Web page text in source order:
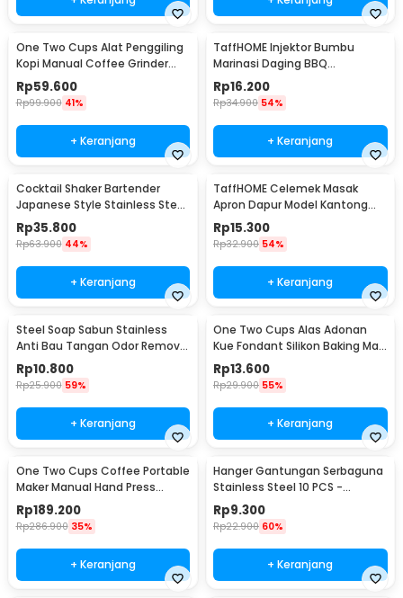
One Two Cups Alat Penggiling
Kopi Manual Coffee Grinder
Portable - WFCG9800
Rp59.600
Rp99.900 41%
+ Keranjang
TaffHOME Injektor Bumbu
Marinasi Daging BBQ
Seasoning Injector - HC117
Rp16.200
Rp34.900 54%
+ Keranjang
Cocktail Shaker Bartender
Japanese Style Stainless Steel
200ml
Rp35.800
Rp63.900 44%
+ Keranjang
TaffHOME Celemek Masak
Apron Dapur Model Kantong
Pola Spatula - JJ41
Rp15.300
Rp32.900 54%
+ Keranjang
Steel Soap Sabun Stainless
Anti Bau Tangan Odor Remove
- HW071
Rp10.800
Rp25.900 59%
+ Keranjang
One Two Cups Alas Adonan
Kue Fondant Silikon Baking Mat
Anti Slip - JJ3873
Rp13.600
Rp29.900 55%
+ Keranjang
One Two Cups Coffee Portable
Maker Manual Hand Press
Espresso 300ml - T35066
Rp189.200
Rp286.900 35%
+ Keranjang
Hanger Gantungan Serbaguna
Stainless Steel 10 PCS -
M127105
Rp9.300
Rp22.900 60%
+ Keranjang